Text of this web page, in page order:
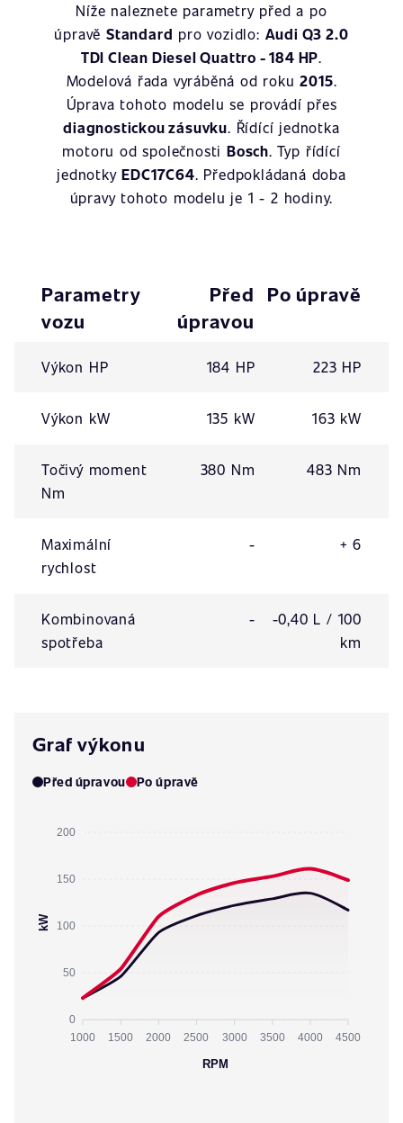
Níže naleznete parametry před a po
úpravěStandard pro vozidlo: Audi Q3 2.0
TDI Clean Diesel Quattro - 184 HP.
Modelová řada vyráběná od roku2015.
Úprava tohoto modelu se provádí přes
diagnostickou zásuvku. Řídící jednotka
motoru od společnosti Bosch. Typ řídící
jednotkyEDC17C64. Předpokládaná doba
úpravy tohoto modelu je 1 - 2 hodiny.
Parametry
vozu
Před
úpravou
Po úpravě
Výkon HP 184 HP 223 HP
Výkon kW 135 kW 163 kW
Točivý moment
Nm
380 Nm 483 Nm
Maximální
rychlost
- + 6
Kombinovaná
spotřeba
-
-0,40 L / 100
km
Graf výkonu
Před úpravou Po úpravě
200
150
100
50
0
kW
1000 1500 2000 2500 3000 3500 4000 4500
RPM